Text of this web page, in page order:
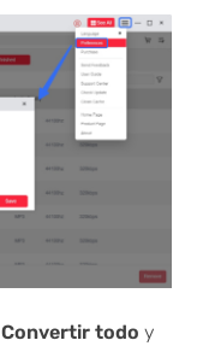
Convertir todo y